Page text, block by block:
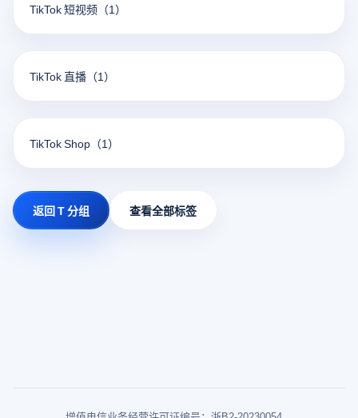
TikTok 短视频 （1）
TikTok 直播 （1）
TikTok Shop （1）
返回 T 分组 查看全部标签